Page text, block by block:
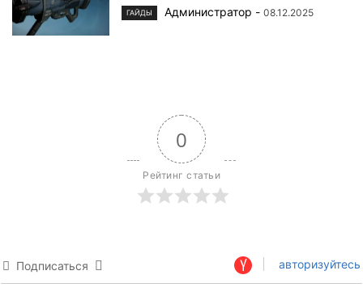
ГАЙДЫ Администратор - 08.12.2025
0
Рейтинг статьи
Подписаться авторизуйтесь